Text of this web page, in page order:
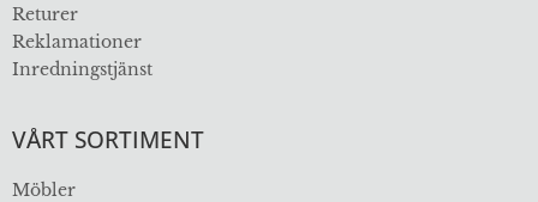
Returer
Reklamationer
Inredningstjänst
VÅRT SORTIMENT
Möbler